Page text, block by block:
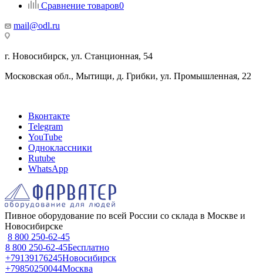
Сравнение товаров0
mail@odl.ru
г. Новосибирск, ул. Станционная, 54
Московская обл., Мытищи, д. Грибки, ул. Промышленная, 22
Вконтакте
Telegram
YouTube
Одноклассники
Rutube
WhatsApp
Пивное оборудование по всей России со склада в Москве и
Новосибирске
8 800 250-62-45
8 800 250-62-45Бесплатно
+79139176245Новосибирск
+79850250044Москва